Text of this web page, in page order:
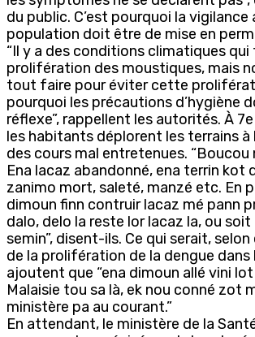
du public. C’est pourquoi la vigilance
population doit être de mise en
“Il y a des conditions climatiques
prolifération des moustiques, mais
tout faire pour éviter cette
pourquoi les précautions d’hygiène
réflexe”, rappellent les autorités. À
les habitants déplorent les terrains à
des cours mal entretenues. “Boucou
Ena lacaz abandonné, ena terrin kot
zanimo mort, saleté, manzé etc. En
dimoun finn contruir lacaz mé pann
dalo, delo la reste lor lacaz la, ou
semin”, disent-ils. Ce qui serait, selon
de la prolifération de la dengue dans
ajoutent que “ena dimoun allé vini lot
Malaisie tou sa là, ek nou conné zot
ministère pa au courant.”
En attendant, le ministère de la